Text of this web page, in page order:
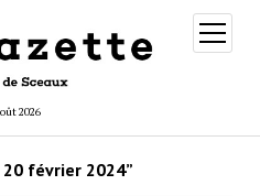
2026
ouvrir
menu
20 février 2024”